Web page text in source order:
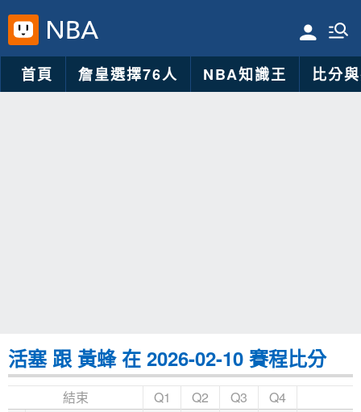
首頁 詹皇選擇76人 NBA知識王 比分
活塞 跟 黃蜂 在 2026-02-10 賽程比分
結束 Q1 Q2 Q3 Q4